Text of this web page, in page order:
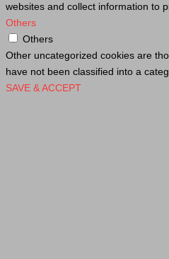
websites and collect information to
Others
Others
Other uncategorized cookies are
have not been classified into a
SAVE & ACCEPT